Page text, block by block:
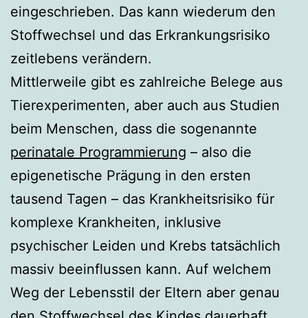
eingeschrieben. Das kann wiederum den
Stoffwechsel und das Erkrankungsrisiko
zeitlebens verändern.
Mittlerweile gibt es zahlreiche Belege aus
Tierexperimenten, aber auch aus Studien
beim Menschen, dass die sogenannte
perinatale Programmierung – also die
epigenetische Prägung in den ersten
tausend Tagen – das Krankheitsrisiko für
komplexe Krankheiten, inklusive
psychischer Leiden und Krebs tatsächlich
massiv beeinflussen kann. Auf welchem
Weg der Lebensstil der Eltern aber genau